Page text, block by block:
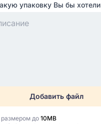
упаковку Вы бы хотели
Добавить файл
до 10MB